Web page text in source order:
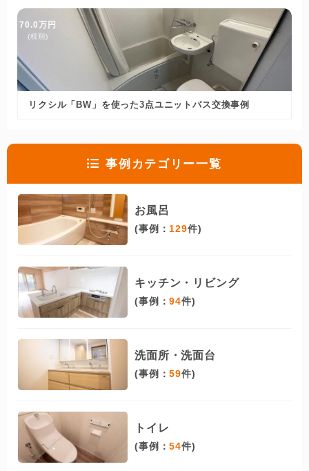
70.0万円
(税別)
リクシル「BW」を使った3点ユニットバス交換事例
事例カテゴリー一覧
お風呂
(事例： 129件)
キッチン・リビング
(事例：94件)
洗面所・洗面台
(事例：59件)
トイレ
(事例：54件)